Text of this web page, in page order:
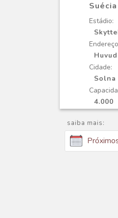
Suécia
Estádio:
Cidade:
Solna
4.000
saiba mais: